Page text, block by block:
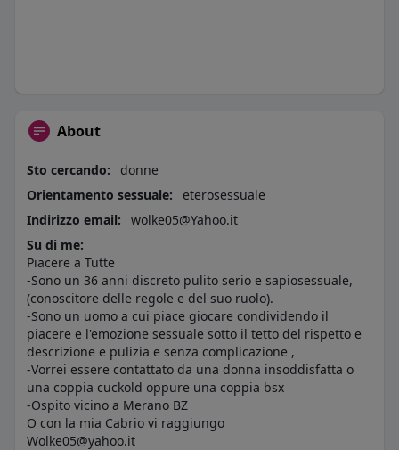
About
Sto cercando:
donne
Orientamento sessuale:
eterosessuale
Indirizzo email:
wolke05@Yahoo.it
Su di me:
Piacere a Tutte
-Sono un 36 anni discreto pulito serio e sapiosessuale,
(conoscitore delle regole e del suo ruolo).
-Sono un uomo a cui piace giocare condividendo il
piacere e l'emozione sessuale sotto il tetto del rispetto e
descrizione e pulizia e senza complicazione ,
-Vorrei essere contattato da una donna insoddisfatta o
una coppia cuckold oppure una coppia bsx
-Ospito vicino a Merano BZ
O con la mia Cabrio vi raggiungo
Wolke05@yahoo.it